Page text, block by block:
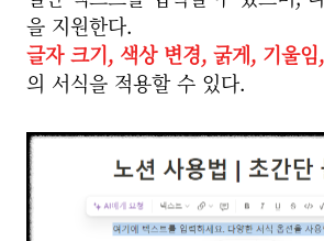
을 지원한다.
글자 크기, 색상 변경, 굵게, 기울
의 서식을 적용할 수 있다.